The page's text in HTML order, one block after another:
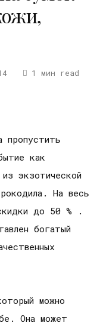
1 мин read
пропустить
как
экзотической
На весь
до 50 % .
богатый
можно
Она может